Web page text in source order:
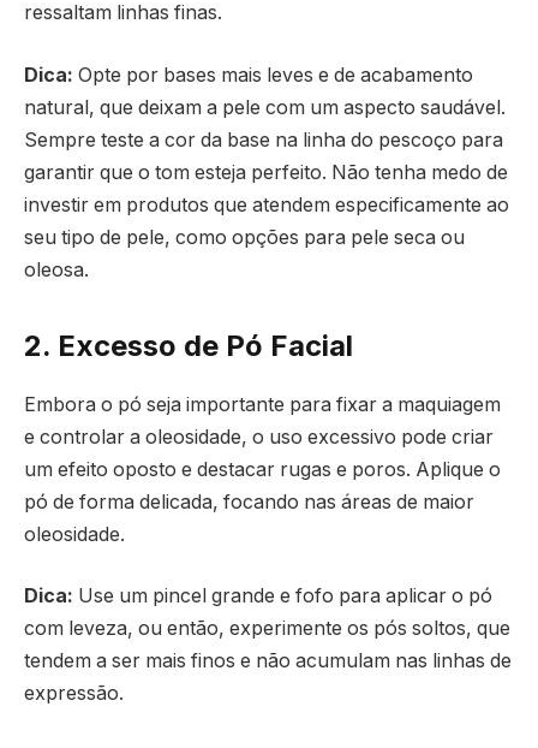
ressaltam linhas finas.
Dica: Opte por bases mais leves e de acabamento
natural, que deixam a pele com um aspecto saudável.
Sempre teste a cor da base na linha do pescoço para
garantir que o tom esteja perfeito. Não tenha medo de
investir em produtos que atendem especificamente ao
seu tipo de pele, como opções para pele seca ou
oleosa.
2. Excesso de Pó Facial
Embora o pó seja importante para fixar a maquiagem
e controlar a oleosidade, o uso excessivo pode criar
um efeito oposto e destacar rugas e poros. Aplique o
pó de forma delicada, focando nas áreas de maior
oleosidade.
Dica: Use um pincel grande e fofo para aplicar o pó
com leveza, ou então, experimente os pós soltos, que
tendem a ser mais finos e não acumulam nas linhas de
expressão.